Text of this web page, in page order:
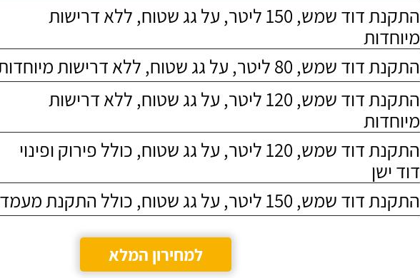
התקנת דוד שמש, 150 ליטר, על גג שטוח, ללא דרישות
מיוחדות
התקנת דוד שמש, 80 ליטר, על גג שטוח, ללא דרישות מיוחדות
התקנת דוד שמש, 120 ליטר, על גג שטוח, ללא דרישות
מיוחדות
התקנת דוד שמש, 120 ליטר, על גג שטוח, כולל פירוק ופינוי
דוד ישן
התקנת דוד שמש, 150 ליטר, על גג שטוח, כולל התקנת מעמד
למחירון המלא